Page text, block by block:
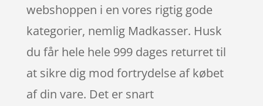
webshoppen i en vores rigtig gode
kategorier, nemlig Madkasser. Husk
du får hele hele 999 dages returret til
at sikre dig mod fortrydelse af købet
af din vare. Det er snart